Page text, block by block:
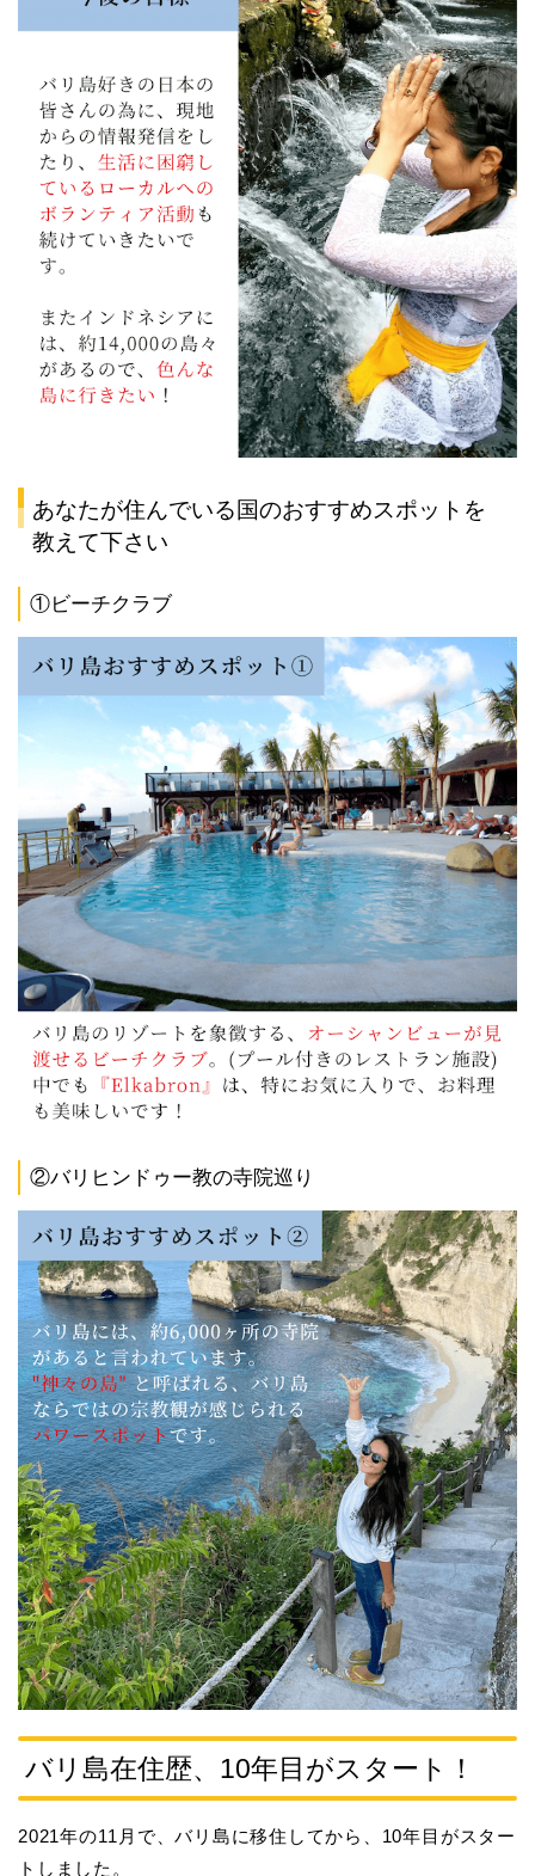
あなたが住んでいる国のおすすめスポットを
教えて下さい
①ビーチクラブ
②バリヒンドゥー教の寺院巡り
バリ島在住歴、10年目がスタート！
2021年の11月で、バリ島に移住してから、10年目がスター
トしました。